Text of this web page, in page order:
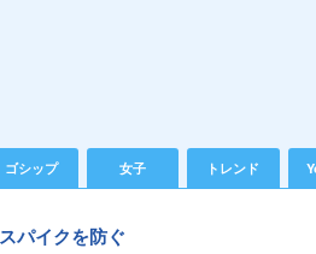
ゴシップ 女子 トレンド
パイクを防ぐ